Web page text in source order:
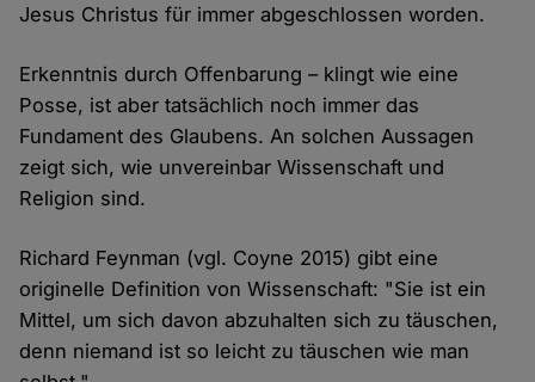
Jesus Christus für immer abgeschlossen worden.
Erkenntnis durch Offenbarung – klingt wie eine
Posse, ist aber tatsächlich noch immer das
Fundament des Glaubens. An solchen Aussagen
zeigt sich, wie unvereinbar Wissenschaft und
Religion sind.
Richard Feynman (vgl. Coyne 2015) gibt eine
originelle Definition von Wissenschaft: "Sie ist ein
Mittel, um sich davon abzuhalten sich zu täuschen,
denn niemand ist so leicht zu täuschen wie man